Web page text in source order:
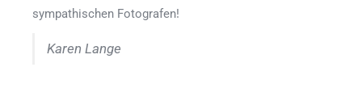
sympathischen Fotografen!
Karen Lange